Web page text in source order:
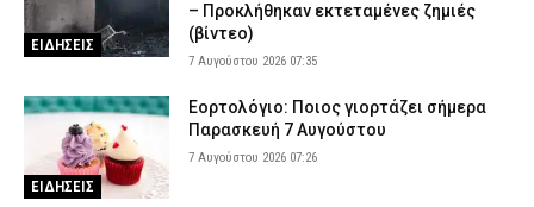
ΕΙΔΗΣΕΙΣ
– Προκλήθηκαν εκτεταμένες ζημιές
(βίντεο)
7 Αυγούστου 2026 07:35
ΕΙΔΗΣΕΙΣ
Εορτολόγιο: Ποιος γιορτάζει σήμερα
Παρασκευή 7 Αυγούστου
7 Αυγούστου 2026 07:26